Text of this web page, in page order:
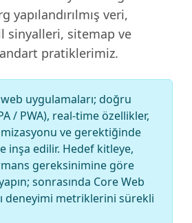
yapılandırılmış veri,
sinyalleri, sitemap ve
pratiklerimiz.
uygulamaları; doğru
/ PWA), real-time özellikler,
ve gerektiğinde
inşa edilir. Hedef kitleye,
gereksinimine göre
sonrasında Core Web
deneyimi metriklerini sürekli